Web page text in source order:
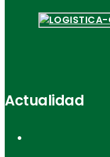
Actualidad